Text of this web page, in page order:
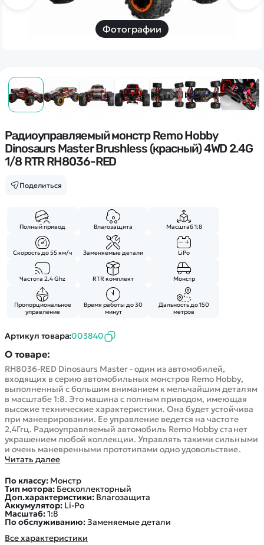
Фотографии
Радиоуправляемый монстр Remo Hobby
Dinosaurs Master Brushless (красный) 4WD 2.4G
1/8 RTR RH8036-RED
Поделиться
Полный привод Влагозащита Масштаб 1:8
Скорость до 55 км/ч Заменяемые детали LiPo
Частота 2.4 Ghz RTR комплект Монстр
Пропорциональное
управление
Время работы до 30
минут
Дальность до 150
метров
Артикул товара:003840
О товаре:
RH8036-RED Dinosaurs Master - один из автомобилей,
входящих в серию автомобильных монстров Remo Hobby,
выполненный с большим вниманием к мельчайшим деталям
в масштабе 1:8. Это машина с полным приводом, имеющая
высокие технические характеристики. Она будет устойчива
при маневрировании. Ее управление ведется на частоте
2,4Ггц. Радиоуправляемый автомобиль Remo Hobby станет
украшением любой коллекции. Управлять такими сильными
и очень маневренными прототипами одно удовольствие.
Читать далее
По классу: Монстр
Тип мотора: Бесколлекторный
Доп.характеристики: Влагозащита
Аккумулятор: Li-Po
Масштаб:1:8
По обслуживанию:Заменяемые детали
Все характеристики
Дополнительный способ связи
Заказать звонок
Каталог
Квадрокоптеры
Машинки
Танки
Вертолеты
Катера
Роботы
Самолеты
Сборные модели
Детские электромобили
Спецтехника
Железные дороги
Конструкторы
Запчасти для моделей
Информация
Оптовые продажи
Статьи про беспилотники
Обзор квадрокоптеров
Покупка в кредит
Покупателю
Контакты
Оплата и доставка
Отследить заказ
Оплата на сайте